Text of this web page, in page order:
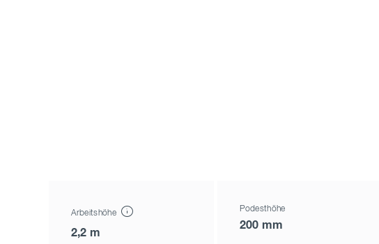
Arbeitshöhe
2,2 m
Podesthöhe
200 mm